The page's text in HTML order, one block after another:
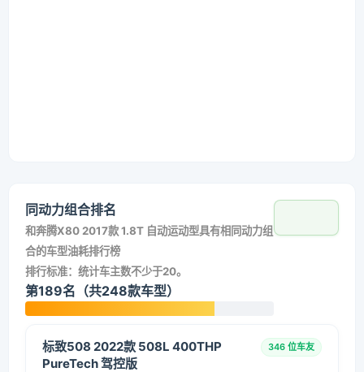
同动力组合排名
和奔腾X80 2017款 1.8T 自动运动型具有相同动力组
合的车型油耗排行榜
排行标准：统计车主数不少于20。
第189名（共248款车型）
标致508 2022款 508L 400THP
PureTech 驾控版
346 位车友